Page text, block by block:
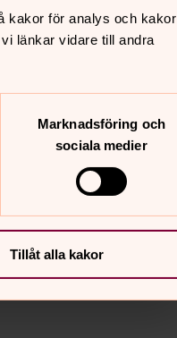
kakor för analys och kakor
länkar vidare till andra
Marknadsföring och
sociala medier
Tillåt alla kakor